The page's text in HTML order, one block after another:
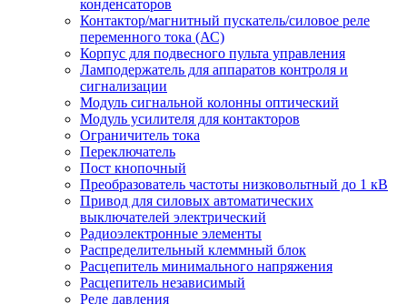
конденсаторов
Контактор/магнитный пускатель/силовое реле
переменного тока (АС)
Корпус для подвесного пульта управления
Ламподержатель для аппаратов контроля и
сигнализации
Модуль сигнальной колонны оптический
Модуль усилителя для контакторов
Ограничитель тока
Переключатель
Пост кнопочный
Преобразователь частоты низковольтный до 1 кВ
Привод для силовых автоматических
выключателей электрический
Радиоэлектронные элементы
Распределительный клеммный блок
Расцепитель минимального напряжения
Расцепитель независимый
Реле давления